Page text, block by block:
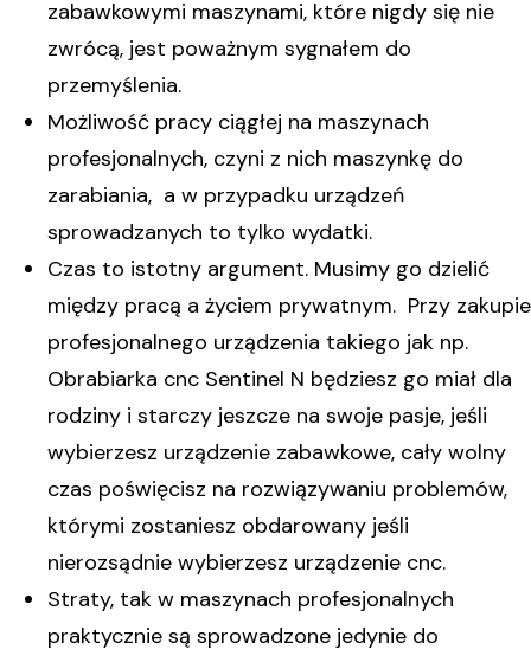
zabawkowymi maszynami, które nigdy się nie
zwrócą, jest poważnym sygnałem do
przemyślenia.
Możliwość pracy ciągłej na maszynach
profesjonalnych, czyni z nich maszynkę do
zarabiania, a w przypadku urządzeń
sprowadzanych to tylko wydatki.
Czas to istotny argument. Musimy go dzielić
między pracą a życiem prywatnym. Przy zakupie
profesjonalnego urządzenia takiego jak np.
Obrabiarka cnc Sentinel N będziesz go miał dla
rodziny i starczy jeszcze na swoje pasje, jeśli
wybierzesz urządzenie zabawkowe, cały wolny
czas poświęcisz na rozwiązywaniu problemów,
którymi zostaniesz obdarowany jeśli
nierozsądnie wybierzesz urządzenie cnc.
Straty, tak w maszynach profesjonalnych
praktycznie są sprowadzone jedynie do